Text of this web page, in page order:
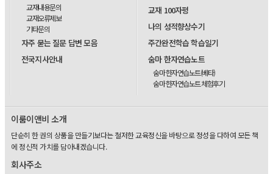
교재내용문의
교재오류제보
기타문의
자주 묻는 질문 답변 모음
전국지사안내
교재 100자평
나의 성적향상수기
주간완전학습 학습일기
숨마 한자연습노트
숨마 한자연습노트(베타)
숨마 한자연습노트 체험후기
이룸이앤비 소개
단순히 한 권의 상품을 만들기보다는 철저한 교육정신을 바탕으로 정성을 다하여 모든 책
에 정신적 가치를 담아내겠습니다.
회사주소